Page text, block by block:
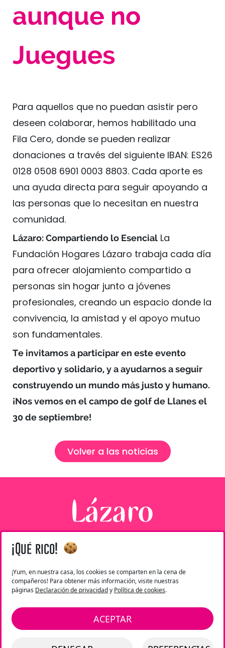
¡Qué rico!
¡Yum, en nuestra casa, los cookies se comparten en la cena de
compañeros! Para obtener más información, visite nuestras
páginas Declaración de privacidady Política de cookies.
ACEPTAR
aunque no
Juegues
Para aquellos que no puedan asistir pero
deseen colaborar, hemos habilitado una
Fila Cero, donde se pueden realizar
donaciones a través del siguiente IBAN: ES26
0128 0508 6901 0003 8803. Cada aporte es
una ayuda directa para seguir apoyando a
las personas que lo necesitan en nuestra
comunidad.
Lázaro: Compartiendo lo Esencial La
Fundación Hogares Lázaro trabaja cada día
para ofrecer alojamiento compartido a
personas sin hogar junto a jóvenes
profesionales, creando un espacio donde la
convivencia, la amistad y el apoyo mutuo
son fundamentales.
Te invitamos a participar en este evento
deportivo y solidario, y a ayudarnos a seguir
construyendo un mundo más justo y humano.
¡Nos vemos en el campo de golf de Llanes el
30 de septiembre!
Volver a las noticias
Declaración de confidencialidad
SEDE :